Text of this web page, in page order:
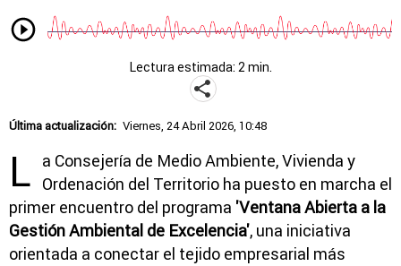
Lectura estimada: 2 min.
Última actualización: Viernes, 24 Abril 2026, 10:48
L
a Consejería de Medio Ambiente, Vivienda y
Ordenación del Territorio ha puesto en marcha el
primer encuentro del programa 'Ventana Abierta a la
Gestión Ambiental de Excelencia', una iniciativa
orientada a conectar el tejido empresarial más